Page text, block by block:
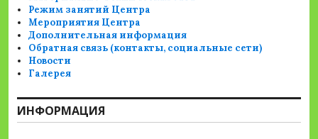
Режим занятий Центра
Мероприятия Центра
Дополнительная информация
Обратная связь (контакты, социальные сети)
Новости
Галерея
ИНФОРМАЦИЯ